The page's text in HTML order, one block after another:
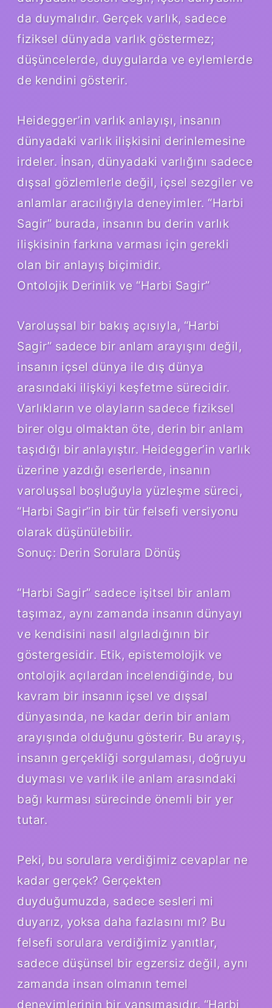
da duymalıdır. Gerçek varlık, sadece
fiziksel dünyada varlık göstermez;
düşüncelerde, duygularda ve eylemlerde
de kendini gösterir.
Heidegger’in varlık anlayışı, insanın
dünyadaki varlık ilişkisini derinlemesine
irdeler. İnsan, dünyadaki varlığını sadece
dışsal gözlemlerle değil, içsel sezgiler ve
anlamlar aracılığıyla deneyimler. “Harbi
Sagir” burada, insanın bu derin varlık
ilişkisinin farkına varması için gerekli
olan bir anlayış biçimidir.
Ontolojik Derinlik ve “Harbi Sagir”
Varoluşsal bir bakış açısıyla, “Harbi
Sagir” sadece bir anlam arayışını değil,
insanın içsel dünya ile dış dünya
arasındaki ilişkiyi keşfetme sürecidir.
Varlıkların ve olayların sadece fiziksel
birer olgu olmaktan öte, derin bir anlam
taşıdığı bir anlayıştır. Heidegger’in varlık
üzerine yazdığı eserlerde, insanın
varoluşsal boşluğuyla yüzleşme süreci,
“Harbi Sagir”in bir tür felsefi versiyonu
olarak düşünülebilir.
Sonuç: Derin Sorulara Dönüş
“Harbi Sagir” sadece işitsel bir anlam
taşımaz, aynı zamanda insanın dünyayı
ve kendisini nasıl algıladığının bir
göstergesidir. Etik, epistemolojik ve
ontolojik açılardan incelendiğinde, bu
kavram bir insanın içsel ve dışsal
dünyasında, ne kadar derin bir anlam
arayışında olduğunu gösterir. Bu arayış,
insanın gerçekliği sorgulaması, doğruyu
duyması ve varlık ile anlam arasındaki
bağı kurması sürecinde önemli bir yer
tutar.
Peki, bu sorulara verdiğimiz cevaplar ne
kadar gerçek? Gerçekten
duyduğumuzda, sadece sesleri mi
duyarız, yoksa daha fazlasını mı? Bu
felsefi sorulara verdiğimiz yanıtlar,
sadece düşünsel bir egzersiz değil, aynı
zamanda insan olmanın temel
deneyimlerinin bir yansımasıdır. “Harbi